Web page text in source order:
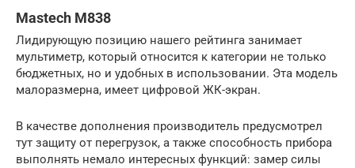
Mastech M838
Лидирующую позицию нашего рейтинга занимает
мультиметр, который относится к категории не только
бюджетных, но и удобных в использовании. Эта модель
малоразмерна, имеет цифровой ЖК-экран.
В качестве дополнения производитель предусмотрел
тут защиту от перегрузок, а также способность прибора
выполнять немало интересных функций: замер силы